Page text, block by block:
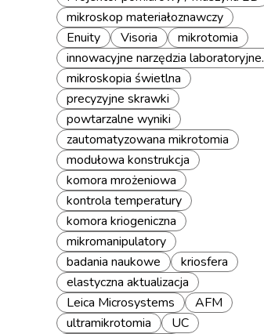
mikroskop materiałoznawczy
Enuity
Visoria
mikrotomia
innowacyjne narzędzia laboratoryjne.
mikroskopia świetlna
precyzyjne skrawki
powtarzalne wyniki
zautomatyzowana mikrotomia
modułowa konstrukcja
komora mrożeniowa
kontrola temperatury
komora kriogeniczna
mikromanipulatory
badania naukowe
kriosfera
elastyczna aktualizacja
Leica Microsystems
AFM
ultramikrotomia
UC